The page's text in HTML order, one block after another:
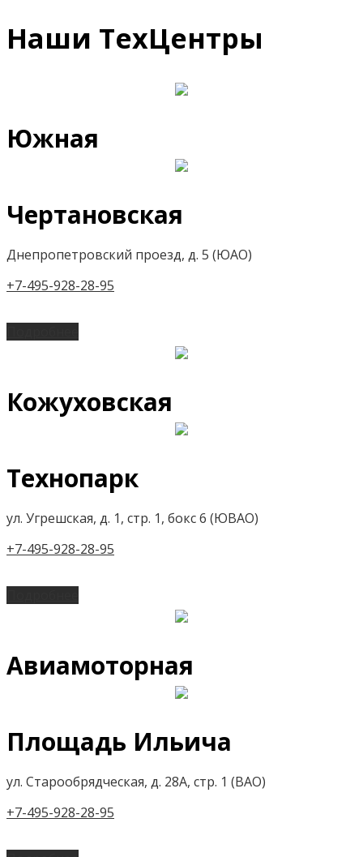
Наши ТехЦентры
Южная
Чертановская
Днепропетровский проезд, д. 5 (ЮАО)
+7-495-928-28-95
Кожуховская
Технопарк
ул. Угрешская, д. 1, стр. 1, бокс 6 (ЮВАО)
+7-495-928-28-95
Авиамоторная
Площадь Ильича
ул. Старообрядческая, д. 28А, стр. 1 (ВАО)
+7-495-928-28-95